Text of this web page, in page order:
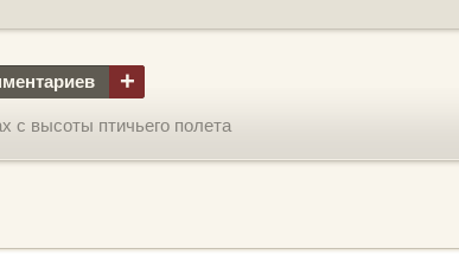
+
с высоты птичьего полета